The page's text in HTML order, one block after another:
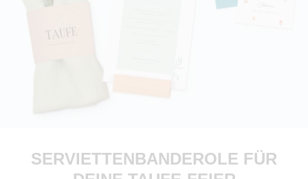
SERVIETTENBANDEROLE FÜR